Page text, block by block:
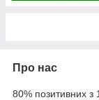
Про нас
80% позитивних з